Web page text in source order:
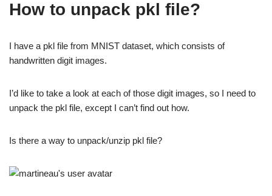
How to unpack pkl file?
I have a pkl file from MNIST dataset, which consists of
handwritten digit images.
I’d like to take a look at each of those digit images, so I need to
unpack the pkl file, except I can’t find out how.
Is there a way to unpack/unzip pkl file?